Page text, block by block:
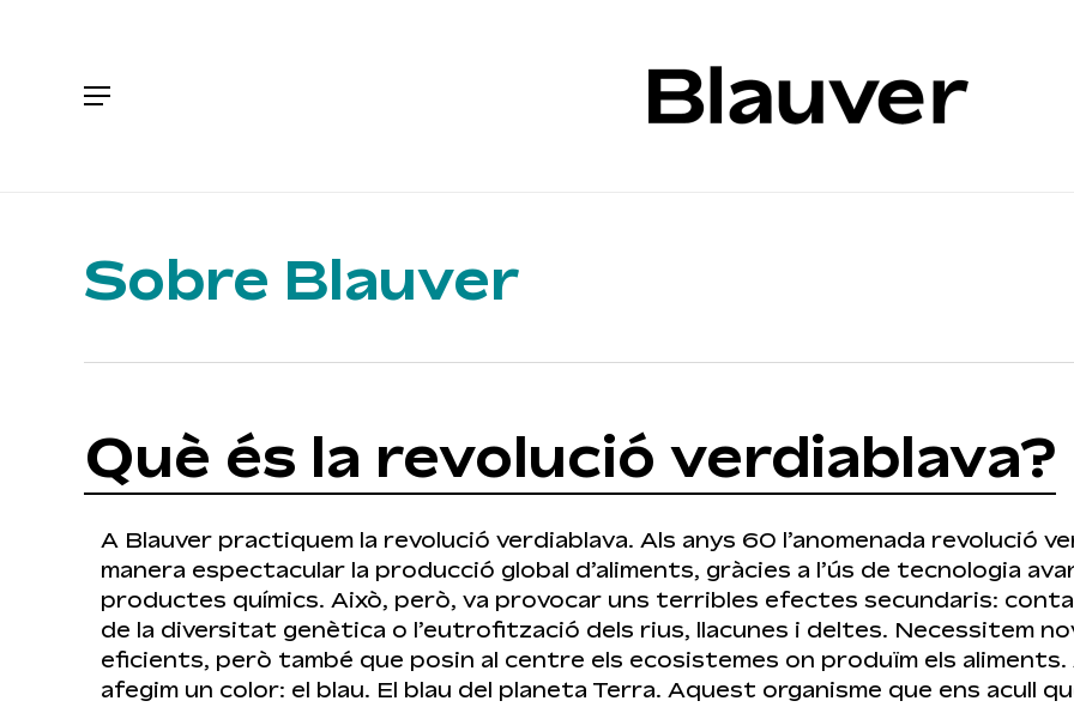
content
Menu
Sobre Blauver
Què és la revolució verdiablava?
A Blauver practiquem la revolució verdiablava. Als anys 60 l’anomenada revolució
manera espectacular la producció global d’aliments, gràcies a l’ús de tecnologia
productes químics. Això, però, va provocar uns terribles efectes secundaris:
de la diversitat genètica o l’eutrofització dels rius, llacunes i deltes. Necessitem
eficients, però també que posin al centre els ecosistemes on produïm els aliments.
afegim un color: el blau. El blau del planeta Terra. Aquest organisme que ens acull